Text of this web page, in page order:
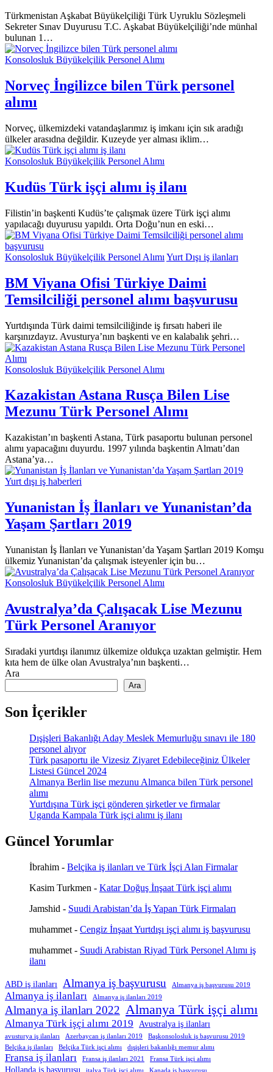
Türkmenistan Aşkabat Büyükelçiliği Türk Uyruklu Sözleşmeli
Sekreter Sınav Duyurusu T.C. Aşkabat Büyükelçiliği’nde münhal
bulunan 1…
Konsolosluk Büyükelçilik Personel Alımı
Norveç İngilizce bilen Türk personel
alımı
Norveç, ülkemizdeki vatandaşlarımız iş imkanı için sık aradığı
ülkeler arasıdna değildir. Kuzeyde yer alması iklim…
Konsolosluk Büyükelçilik Personel Alımı
Kudüs Türk işçi alımı iş ilanı
Filistin’in başkenti Kudüs’te çalışmak üzere Türk işçi alımı
yapılacağı duyurusu yapıldı. Orta Doğu’nun en eski…
Konsolosluk Büyükelçilik Personel Alımı Yurt Dışı iş ilanları
BM Viyana Ofisi Türkiye Daimi
Temsilciliği personel alımı başvurusu
Yurtdışında Türk daimi temsilciliğinde iş fırsatı haberi ile
karşınızdayız. Avusturya’nın başkenti ve en kalabalık şehri…
Konsolosluk Büyükelçilik Personel Alımı
Kazakistan Astana Rusça Bilen Lise
Mezunu Türk Personel Alımı
Kazakistan’ın başkenti Astana, Türk pasaportu bulunan personel
alımı yapacağını duyurdu. 1997 yılında başkentin Almatı’dan
Astana’ya…
Yurt dışı iş haberleri
Yunanistan İş İlanları ve Yunanistan’da
Yaşam Şartları 2019
Yunanistan İş İlanları ve Yunanistan’da Yaşam Şartları 2019 Komşu
ülkemiz Yunanistan’da çalışmak isteyenler için bu…
Konsolosluk Büyükelçilik Personel Alımı
Avustralya’da Çalışacak Lise Mezunu
Türk Personel Aranıyor
Sıradaki yurtdışı ilanımız ülkemize oldukça uzaktan gelmiştir. Hem
kıta hem de ülke olan Avustralya’nın başkenti…
Ara
Ara
Son İçerikler
Dışişleri Bakanlığı Aday Meslek Memurluğu sınavı ile 180
personel alıyor
Türk pasaportu ile Vizesiz Ziyaret Edebileceğiniz Ülkeler
Listesi Güncel 2024
Almanya Berlin lise mezunu Almanca bilen Türk personel
alımı
Yurtdışına Türk işçi gönderen şirketler ve firmalar
Uganda Kampala Türk işçi alımı iş ilanı
Güncel Yorumlar
İbrahim - Belçika iş ilanları ve Türk İşçi Alan Firmalar
Kasim Turkmen - Katar Doğuş İnşaat Türk işçi alımı
Jamshid - Suudi Arabistan’da İş Yapan Türk Firmaları
muhammet - Cengiz İnşaat Yurtdışı işçi alımı iş başvurusu
muhammet - Suudi Arabistan Riyad Türk Personel Alımı iş
ilanı
ABD iş ilanları Almanya iş başvurusu Almanya iş başvurusu 2019
Almanya iş ilanları Almanya iş ilanları 2019
Almanya iş ilanları 2022 Almanya Türk işçi alımı
Almanya Türk işçi alımı 2019 Avustralya iş ilanları
avusturya iş ilanları Azerbaycan iş ilanları 2019
Başkonsolosluk iş başvurusu 2019
Belçika iş ilanları
Belçika Türk işçi alımı dışişleri bakanlığı memur alımı
Fransa iş ilanları Fransa iş ilanları 2021 Fransa Türk işçi alımı
Hollanda iş başvurusu italya Türk işçi alımı Kanada iş başvurusu